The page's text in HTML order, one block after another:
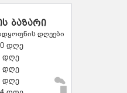
ბაზარი
დღეები
დღე
დღე
დღე
დღე